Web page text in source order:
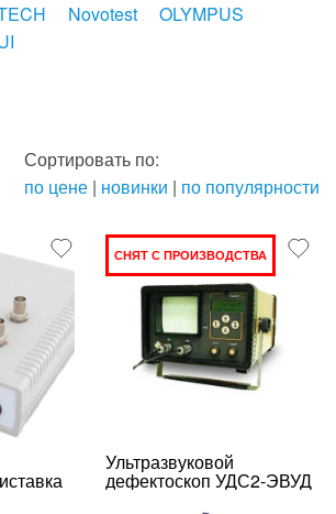
Novotest
OLYMPUS
Сортировать по:
по цене | новинки | по популярности
СНЯТ С ПРОИЗВОДСТВА
Ультразвуковой
дефектоскоп УДС2-ЭВУД